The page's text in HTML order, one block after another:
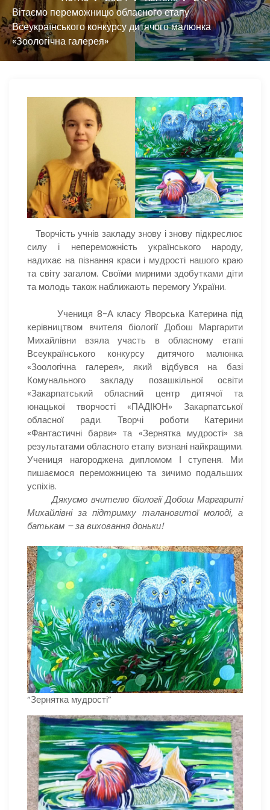
Вітаємо переможницю обласного етапу
Всеукраїнського конкурсу дитячого малюнка
«Зоологічна галерея»
Творчість учнів закладу знову і знову підкреслює
силу і непереможність українського народу,
надихає на пізнання краси і мудрості нашого краю
та світу загалом. Своїми мирними здобутками діти
та молодь також наближають перемогу України.
Учениця 8-А класу Яворська Катерина під
керівництвом вчителя біології Добош Маргарити
Михайлівни взяла участь в обласному етапі
Всеукраїнського конкурсу дитячого малюнка
«Зоологічна галерея», який відбувся на базі
Комунального закладу позашкільної освіти
«Закарпатський обласний центр дитячої та
юнацької творчості «ПАДІЮН» Закарпатської
обласної ради. Творчі роботи Катерини
«Фантастичні барви» та «Зернятка мудрості» за
результатами обласного етапу визнані найкращими.
Учениця нагороджена дипломом І ступеня. Ми
пишаємося переможницею та зичимо подальших
успіхів.
Дякуємо вчителю біології Добош Маргариті
Михайлівні за підтримку талановитої молоді, а
батькам – за виховання доньки!
“Зернятка мудрості”